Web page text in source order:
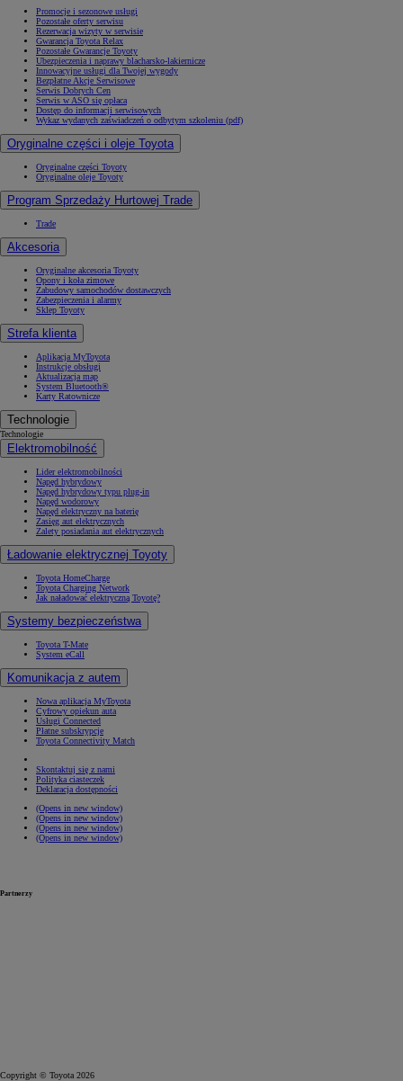
Promocje i sezonowe usługi
Pozostałe oferty serwisu
Rezerwacja wizyty w serwisie
Gwarancja Toyota Relax
Pozostałe Gwarancje Toyoty
Ubezpieczenia i naprawy blacharsko-lakiernicze
Innowacyjne usługi dla Twojej wygody
Bezpłatne Akcje Serwisowe
Serwis Dobrych Cen
Serwis w ASO się opłaca
Dostęp do informacji serwisowych
Wykaz wydanych zaświadczeń o odbytym szkoleniu (pdf)
Oryginalne części i oleje Toyota
Oryginalne części Toyoty
Oryginalne oleje Toyoty
Program Sprzedaży Hurtowej Trade
Trade
Akcesoria
Oryginalne akcesoria Toyoty
Opony i koła zimowe
Zabudowy samochodów dostawczych
Zabezpieczenia i alarmy
Sklep Toyoty
Strefa klienta
Aplikacja MyToyota
Instrukcje obsługi
Aktualizacja map
System Bluetooth®
Karty Ratownicze
Technologie
Technologie
Elektromobilność
Lider elektromobilności
Napęd hybrydowy
Napęd hybrydowy typu plug-in
Napęd wodorowy
Napęd elektryczny na baterię
Zasięg aut elektrycznych
Zalety posiadania aut elektrycznych
Ładowanie elektrycznej Toyoty
Toyota HomeCharge
Toyota Charging Network
Jak naładować elektryczną Toyotę?
Systemy bezpieczeństwa
Toyota T-Mate
System eCall
Komunikacja z autem
Nowa aplikacja MyToyota
Cyfrowy opiekun auta
Usługi Connected
Płatne subskrypcje
Toyota Connectivity Match
Skontaktuj się z nami
Polityka ciasteczek
Deklaracja dostępności
(Opens in new window)
(Opens in new window)
(Opens in new window)
(Opens in new window)
Partnerzy
Copyright © Toyota 2026